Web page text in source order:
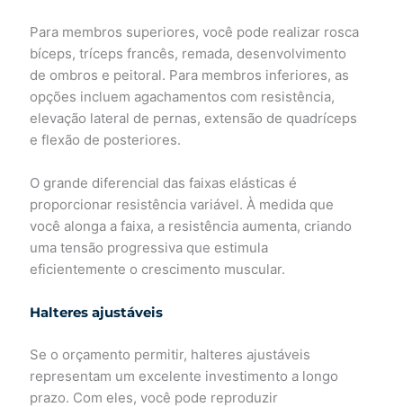
Para membros superiores, você pode realizar rosca
bíceps, tríceps francês, remada, desenvolvimento
de ombros e peitoral. Para membros inferiores, as
opções incluem agachamentos com resistência,
elevação lateral de pernas, extensão de quadríceps
e flexão de posteriores.
O grande diferencial das faixas elásticas é
proporcionar resistência variável. À medida que
você alonga a faixa, a resistência aumenta, criando
uma tensão progressiva que estimula
eficientemente o crescimento muscular.
Halteres ajustáveis
Se o orçamento permitir, halteres ajustáveis
representam um excelente investimento a longo
prazo. Com eles, você pode reproduzir